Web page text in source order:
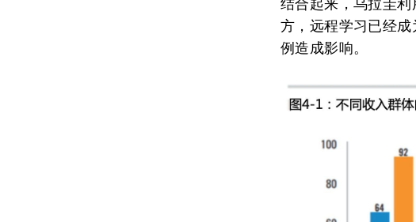
结合起来，乌拉圭利
方，远程学习已经
例造成影响。